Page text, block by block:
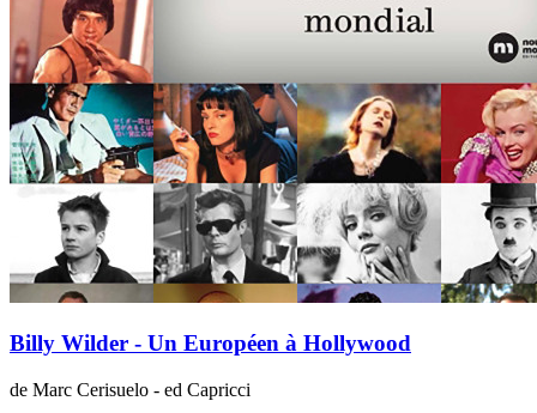
Billy Wilder - Un Européen à Hollywood
de Marc Cerisuelo - ed Capricci